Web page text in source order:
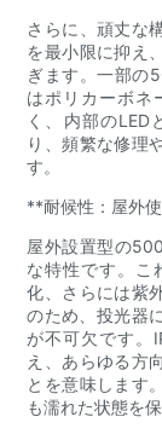
さらに、頑丈な
を最小限に抑え
ぎます。一部の
はポリカーボネ
く、内部のLED
り、頻繁な修理
す。
**耐候性：屋外
屋外設置型の
な特性です。こ
化、さらには紫
のため、投光器
が不可欠です。
え、あらゆる方
とを意味します
も濡れた状態を